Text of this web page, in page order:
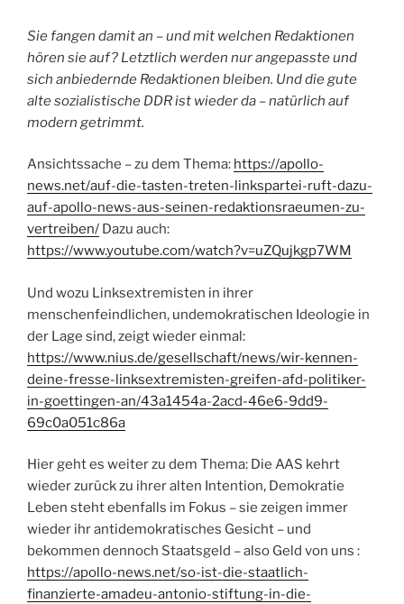
Sie fangen damit an – und mit welchen Redaktionen
hören sie auf? Letztlich werden nur angepasste und
sich anbiedernde Redaktionen bleiben. Und die gute
alte sozialistische DDR ist wieder da – natürlich auf
modern getrimmt.
Ansichtssache – zu dem Thema: https://apollo-
news.net/auf-die-tasten-treten-linkspartei-ruft-dazu-
auf-apollo-news-aus-seinen-redaktionsraeumen-zu-
vertreiben/ Dazu auch:
https://www.youtube.com/watch?v=uZQujkgp7WM
Und wozu Linksextremisten in ihrer
menschenfeindlichen, undemokratischen Ideologie in
der Lage sind, zeigt wieder einmal:
https://www.nius.de/gesellschaft/news/wir-kennen-
deine-fresse-linksextremisten-greifen-afd-politiker-
in-goettingen-an/43a1454a-2acd-46e6-9dd9-
69c0a051c86a
Hier geht es weiter zu dem Thema: Die AAS kehrt
wieder zurück zu ihrer alten Intention, Demokratie
Leben steht ebenfalls im Fokus – sie zeigen immer
wieder ihr antidemokratisches Gesicht – und
bekommen dennoch Staatsgeld – also Geld von uns :
https://apollo-news.net/so-ist-die-staatlich-
finanzierte-amadeu-antonio-stiftung-in-die-